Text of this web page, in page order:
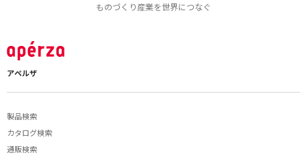
ものづくり産業を世界につなぐ
アペルザ
製品検索
カタログ検索
通販検索